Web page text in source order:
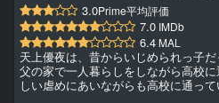
3.0Prime平均評価
7.0 IMDb
6.4 MAL
天上優夜は、昔からいじめられっ子
父の家で一人暮らしをしながら高校
しい虐めにあいながらも高校に通っ